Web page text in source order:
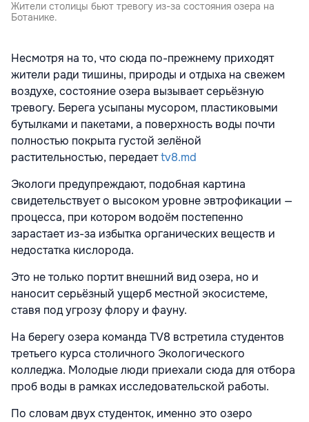
Жители столицы бьют тревогу из-за состояния озера на
Ботанике.
Несмотря на то, что сюда по-прежнему приходят
жители ради тишины, природы и отдыха на свежем
воздухе, состояние озера вызывает серьёзную
тревогу. Берега усыпаны мусором, пластиковыми
бутылками и пакетами, а поверхность воды почти
полностью покрыта густой зелёной
растительностью, передаетtv8.md
Экологи предупреждают, подобная картина
свидетельствует о высоком уровне эвтрофикации —
процесса, при котором водоём постепенно
зарастает из-за избытка органических веществ и
недостатка кислорода.
Это не только портит внешний вид озера, но и
наносит серьёзный ущерб местной экосистеме,
ставя под угрозу флору и фауну.
На берегу озера команда TV8 встретила студентов
третьего курса столичного Экологического
колледжа. Молодые люди приехали сюда для отбора
проб воды в рамках исследовательской работы.
По словам двух студенток, именно это озеро